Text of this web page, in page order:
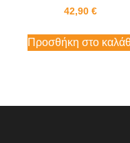
42,90 €
Προσθήκη στο